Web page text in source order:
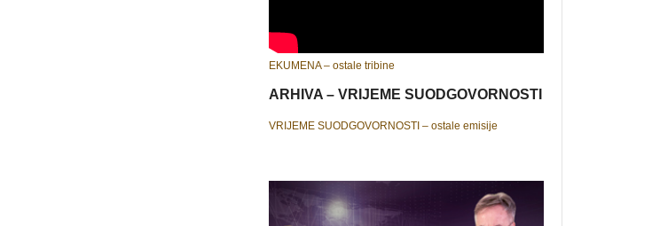
EKUMENA – ostale tribine
ARHIVA – VRIJEME SUODGOVORNOSTI
VRIJEME SUODGOVORNOSTI – ostale emisije